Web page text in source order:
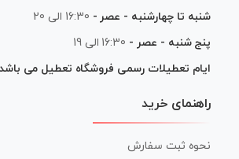
شنبه تا چهارشنبه - عصر - 16:30 الی 20
پنج شنبه - عصر - 16:30 الی 19
ایام تعطیلات رسمی فروشگاه تعطیل می باشد
راهنمای خرید
نحوه ثبت سفارش